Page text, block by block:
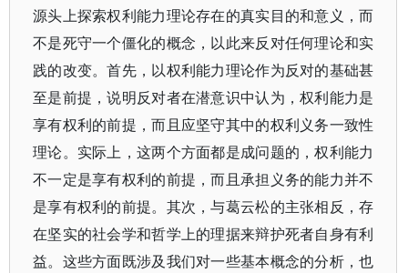
源头上探索权利能力理论存在的真实目的和意义，而
不是死守一个僵化的概念，以此来反对任何理论和实
践的改变。首先，以权利能力理论作为反对的基础甚
至是前提，说明反对者在潜意识中认为，权利能力是
享有权利的前提，而且应坚守其中的权利义务一致性
理论。实际上，这两个方面都是成问题的，权利能力
不一定是享有权利的前提，而且承担义务的能力并不
是享有权利的前提。其次，与葛云松的主张相反，存
在坚实的社会学和哲学上的理据来辩护死者自身有利
益。这些方面既涉及我们对一些基本概念的分析，也